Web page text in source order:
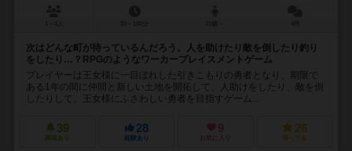
次はどんな町が待っているんだろう。人を助けたり敵を倒したり釣り
をしたり…？RPGのようなワーカープレイスメントゲーム
プレイヤーは王女様に一目ぼれした引きこもりの勇者となり、期限で
ある1年の間に仲間と新しい土地を開拓して、人助けをしたり、敵を倒
したりして、王女様にふさわしい勇者を目指すゲーム...
39
興味あり
28
経験あり
9
お気に入り
26
持ってる